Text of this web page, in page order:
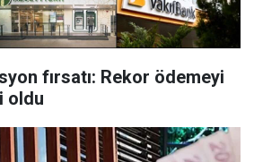
fırsatı: Rekor ödemeyi
oldu